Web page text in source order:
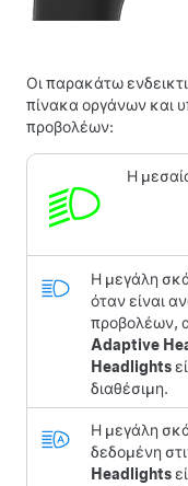
Οι παρακάτω
πίνακα οργάνων και
προβολέων:
Η
Η μεγάλη
όταν είναι
προβολέων,
Adaptive
Headlights
διαθέσιμη.
Η μεγάλη
δεδομένη
Headlights